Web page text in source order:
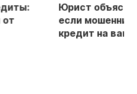
Юрист
если
кредит на ваше